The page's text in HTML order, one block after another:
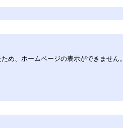
め、ホームページの表示ができません。